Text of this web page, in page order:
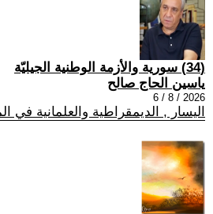
(34) سورية والأزمة الوطنية الجيليّة
ياسين الحاج صالح
2026 / 8 / 6
اليسار , الديمقراطية والعلمانية في